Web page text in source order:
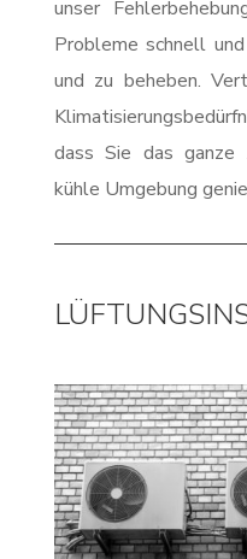
unser
Probleme schnell
und zu beheben.
dass Sie das ganze
kühle Umgebung